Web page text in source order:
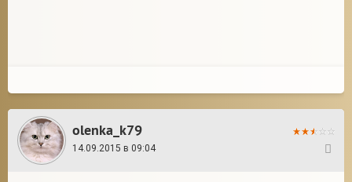
olenka_k79
14.09.2015 в 09:04